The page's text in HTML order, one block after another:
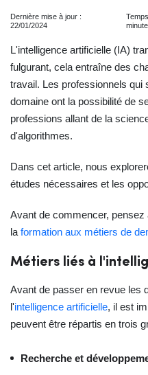
Dernière mise à jour :
22/01/2024
L'intelligence artificielle (IA)
fulgurant, cela entraîne des
travail. Les professionnels qui
domaine ont la possibilité de
professions allant de la
d'algorithmes.
Dans cet article, nous
études nécessaires et les
Avant de commencer,
la formation aux métiers de
Métiers liés à
Avant de passer en revue les
l'intelligence artificielle, il est
peuvent être répartis en trois
Recherche et